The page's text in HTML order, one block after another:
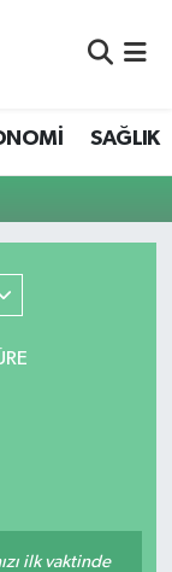
SAĞLIK
ilk vaktinde